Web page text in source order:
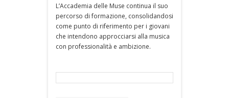
L’Accademia delle Muse continua il suo
percorso di formazione, consolidandosi
come punto di riferimento per i giovani
che intendono approcciarsi alla musica
con professionalità e ambizione.